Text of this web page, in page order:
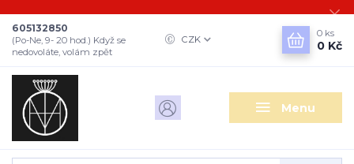
Menu
CZK
605132850
(Po-Ne, 9- 20 hod.) Když se
nedovoláte, volám zpět
0 ks
0 Kč